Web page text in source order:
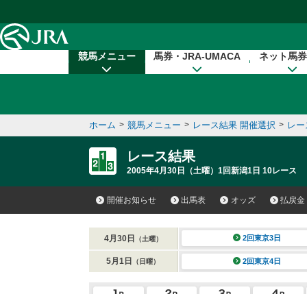
競馬メニュー 馬券・JRA-UMACA ネット馬
ホーム > 競馬メニュー > レース結果 開催選択 > レ
レース結果
2005年4月30日（土曜）1回新潟1日 10レース
開催お知らせ 出馬表 オッズ 払戻金
4月30日 （土曜） 2回東京3日
5月1日 （日曜） 2回東京4日